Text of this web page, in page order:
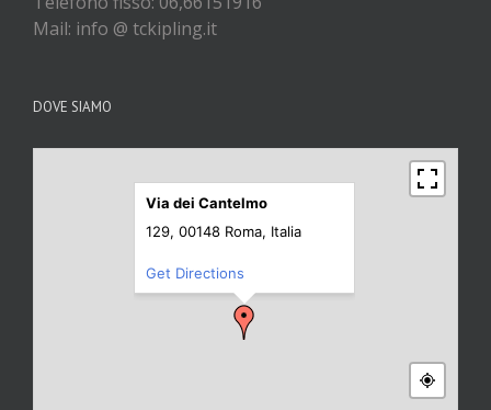
Mail: info @ tckipling.it
DOVE SIAMO
Via dei Cantelmo
129, 00148 Roma, Italia
Get Directions